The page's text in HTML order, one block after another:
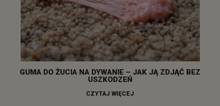
GUMA DO ŻUCIA NA DYWANIE – JAK JĄ ZDJĄĆ BEZ
USZKODZEŃ
CZYTAJ WIĘCEJ